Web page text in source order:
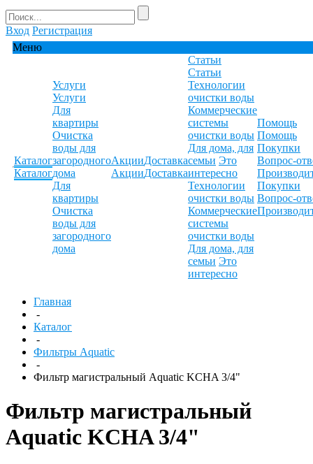
Вход Регистрация
Меню
Каталог
Каталог
Услуги
Услуги
Для
квартиры
Очистка
воды для
загородного
дома
Для
квартиры
Очистка
воды для
загородного
дома
Акции
Акции
Доставка
Доставка
Статьи
Статьи
Технологии
очистки воды
Коммерческие
системы
очистки воды
Для дома, для
семьи Это
интересно
Технологии
очистки воды
Коммерческие
системы
очистки воды
Для дома, для
семьи Это
интересно
Помощь
Помощь
Покупки
Вопрос-
Покупки
Вопрос-
Главная
-
Каталог
-
Фильтры Aquatic
-
Фильтр магистральный Aquatic KCHA 3/4"
Фильтр магистральный
Aquatic KCHA 3/4"